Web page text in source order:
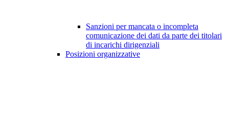
Sanzioni per mancata o incompleta
comunicazione dei dati da parte dei titolari
di incarichi dirigenziali
Posizioni organizzative